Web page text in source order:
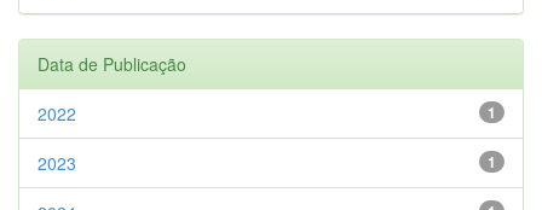
Data de Publicação
1
2022
1
2023